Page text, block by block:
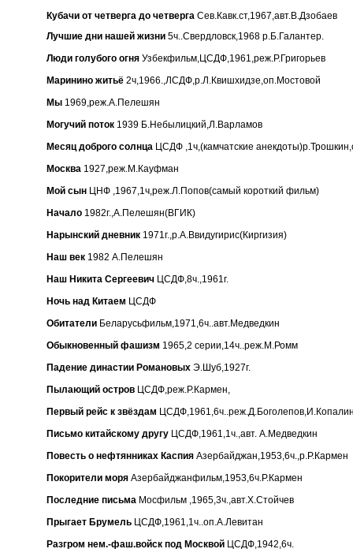
Кубачи от четверга до четверга Сев.Кавк.ст,1967,авт.В.Дзобаев
Лучшие дни нашей жизни 5ч..Свердловск,1968 р.Б.Галантер.
Люди голубого огня Узбекфильм,ЦСДФ,1961,реж.Р.Григорьев
Маринино житьё 2ч,1966.,ЛСДФ,р.Л.Квишхидзе,оп.Мостовой
Мы 1969,реж.А.Пелешян
Могучий поток 1939 Б.Небылицкий,Л.Варламов
Месяц доброго солнца ЦСДФ ,1ч,(камчатские
Москва 1927,реж.М.Кауфман
Мой сын ЦНФ ,1967,1ч,реж.Л.Попов(самый короткий фильм)
Начало 1982г.,А.Пелешян(ВГИК)
Нарынский дневник 1971г.,р.А.Ввидугирис(Киргизия)
Наш век 1982 А.Пелешян
Наш Никита Сергеевич ЦСДФ,8ч.,1961г.
Ночь над Китаем ЦСДФ
Обитатели Беларусьфильм,1971,6ч..авт.Медведкин
Обыкновенный фашизм 1965,2 серии,14ч..реж.М.Ромм
Падение династии Романовых Э.Шуб,1927г.
Пылающий остров ЦСДФ,реж.Р.Кармен,
Первый рейс к звёздам
Письмо китайскому другу ЦСДФ,1961,1ч.,авт. А.Медведкин
Повесть о нефтянниках Каспия Азербайджан,1953,6ч.,р.Р.Кармен
Покорители моря Азербайджанфильм,1953,6ч.Р.Кармен
Последние письма Мосфильм ,1965,3ч.,авт.Х.Стойчев
Прыгает Брумель ЦСДФ,1961,1ч..оп.А.Левитан
Разгром нем.-фаш.войск под Москвой ЦСДФ,1942,6ч.